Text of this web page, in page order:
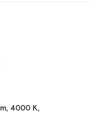
4000 K,